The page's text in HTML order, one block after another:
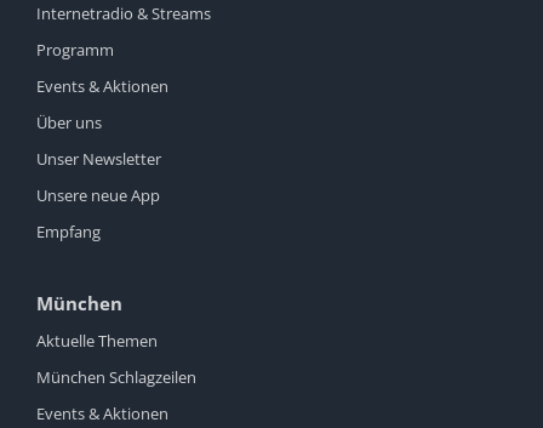
Internetradio & Streams
Programm
Events & Aktionen
Über uns
Unser Newsletter
Unsere neue App
Empfang
München
Aktuelle Themen
München Schlagzeilen
Events & Aktionen